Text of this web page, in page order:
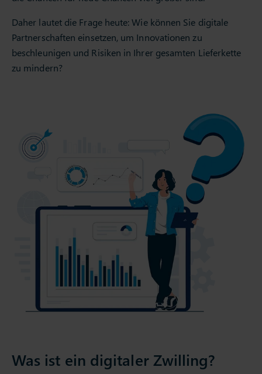
Daher lautet die Frage heute: Wie können Sie digitale
Partnerschaften einsetzen, um Innovationen zu
beschleunigen und Risiken in Ihrer gesamten Lieferkette
zu mindern?
Was ist ein digitaler Zwilling?